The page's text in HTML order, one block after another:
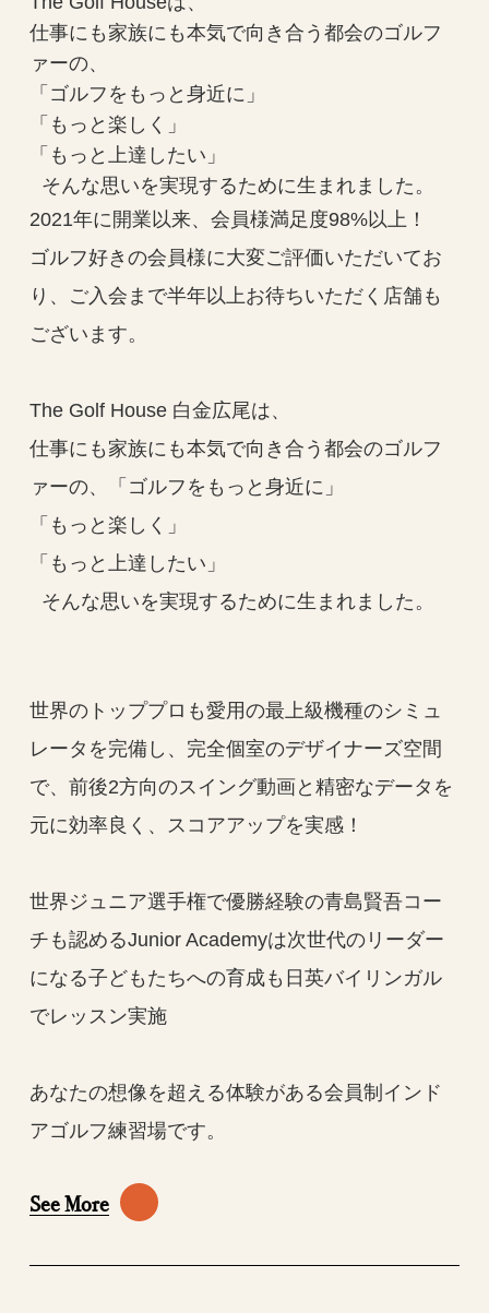
仕事にも家族にも本気で向き合う都会のゴルフ
ァーの、
「ゴルフをもっと身近に」
「もっと楽しく」
「もっと上達したい」
そんな思いを実現するために生まれました。
2021年に開業以来、会員様満足度98%以上！
ゴルフ好きの会員様に大変ご評価いただいてお
り、ご入会まで半年以上お待ちいただく店舗も
ございます。
The Golf House 白金広尾は、
仕事にも家族にも本気で向き合う都会のゴルフ
ァーの、「ゴルフをもっと身近に」
「もっと楽しく」
「もっと上達したい」
そんな思いを実現するために生まれました。
世界のトッププロも愛用の最上級機種のシミュ
レータを完備し、完全個室のデザイナーズ空間
で、前後2方向のスイング動画と精密なデータを
元に効率良く、スコアアップを実感！
世界ジュニア選手権で優勝経験の青島賢吾コー
チも認めるJunior Academyは次世代のリーダー
になる子どもたちへの育成も日英バイリンガル
でレッスン実施
あなたの想像を超える体験がある会員制インド
アゴルフ練習場です。
See More